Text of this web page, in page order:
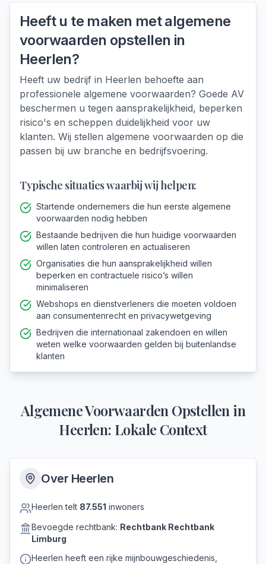
Heeft u te maken metalgemene
voorwaarden opstellen in
Heerlen?
Heeft uw bedrijf in Heerlen behoefte aan
professionele algemene voorwaarden? Goede AV
beschermen u tegen aansprakelijkheid, beperken
risico's en scheppen duidelijkheid voor uw
klanten. Wij stellen algemene voorwaarden op die
passen bij uw branche en bedrijfsvoering.
Typische situaties waarbij wij helpen:
Startende ondernemers die hun eerste algemene
voorwaarden nodig hebben
Bestaande bedrijven die hun huidige voorwaarden
willen laten controleren en actualiseren
Organisaties die hun aansprakelijkheid willen
beperken en contractuele risico’s willen
minimaliseren
Webshops en dienstverleners die moeten voldoen
aan consumentenrecht en privacywetgeving
Bedrijven die internationaal zakendoen en willen
weten welke voorwaarden gelden bij buitenlandse
klanten
Algemene Voorwaarden Opstellen in
Heerlen: Lokale Context
Over Heerlen
Heerlen telt 87.551 inwoners
Bevoegde rechtbank: Rechtbank Rechtbank
Limburg
Heerlen heeft een rijke mijnbouwgeschiedenis,